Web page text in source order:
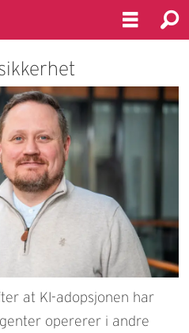
at KI-adopsjonen har
opererer i andre